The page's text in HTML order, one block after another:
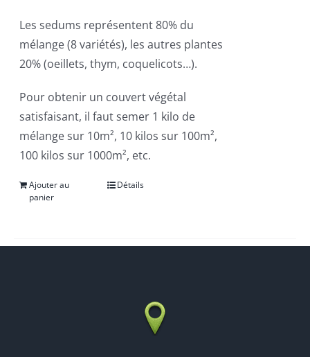
Les sedums représentent 80% du
mélange (8 variétés), les autres plantes
20% (oeillets, thym, coquelicots…).
Pour obtenir un couvert végétal
satisfaisant, il faut semer 1 kilo de
mélange sur 10m², 10 kilos sur 100m²,
100 kilos sur 1000m², etc.
Ajouter au
panier
Détails